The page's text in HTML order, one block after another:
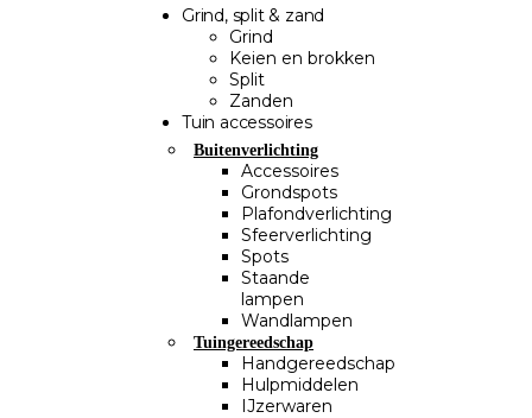
Grind, split & zand
Grind
Keien en brokken
Split
Zanden
Tuin accessoires
Buitenverlichting
Accessoires
Grondspots
Plafondverlichting
Sfeerverlichting
Spots
Staande
lampen
Wandlampen
Tuingereedschap
Handgereedschap
Hulpmiddelen
IJzerwaren